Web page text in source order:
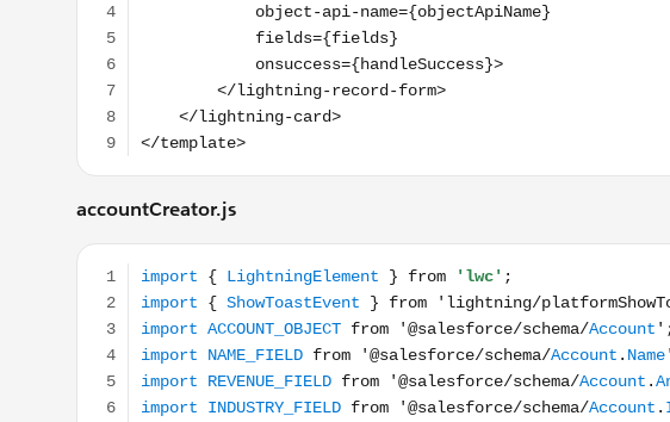
accountCreator.js
import { LightningElement } from 'lwc'; import { ShowToastEvent